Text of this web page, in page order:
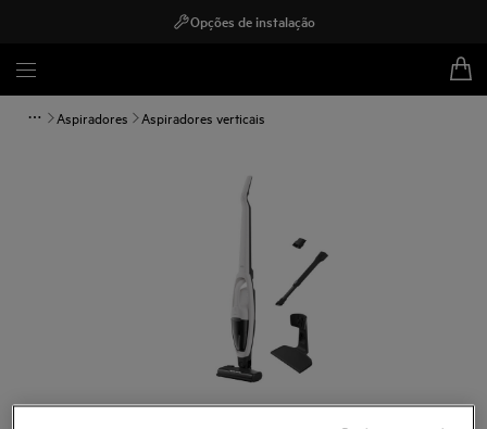
Opções de instalação
Aspiradores Aspiradores verticais